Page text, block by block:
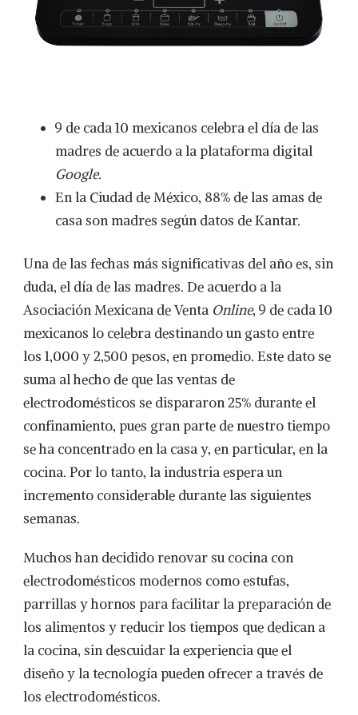
9 de cada 10 mexicanos celebra el día de las
madres de acuerdo a la plataforma digital
Google.
En la Ciudad de México, 88% de las amas de
casa son madres según datos de Kantar.
Una de las fechas más significativas del año es, sin
duda, el día de las madres. De acuerdo a la
Asociación Mexicana de Venta Online, 9 de cada 10
mexicanos lo celebra destinando un gasto entre
los 1,000 y 2,500 pesos, en promedio. Este dato se
suma al hecho de que las ventas de
electrodomésticos se dispararon 25% durante el
confinamiento, pues gran parte de nuestro tiempo
se ha concentrado en la casa y, en particular, en la
cocina. Por lo tanto, la industria espera un
incremento considerable durante las siguientes
semanas.
Muchos han decidido renovar su cocina con
electrodomésticos modernos como estufas,
parrillas y hornos para facilitar la preparación de
los alimentos y reducir los tiempos que dedican a
la cocina, sin descuidar la experiencia que el
diseño y la tecnología pueden ofrecer a través de
los electrodomésticos.